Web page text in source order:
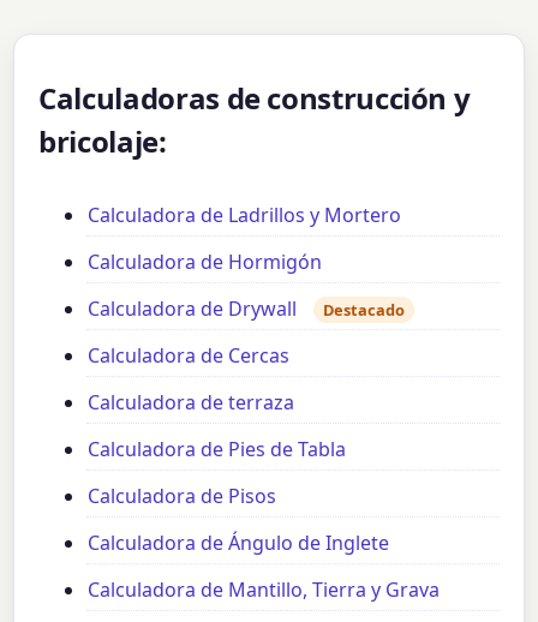
Calculadoras de construcción y
bricolaje:
Calculadora de Ladrillos y Mortero
Calculadora de Hormigón
Calculadora de Drywall
Destacado
Calculadora de Cercas
Calculadora de terraza
Calculadora de Pies de Tabla
Calculadora de Pisos
Calculadora de Ángulo de Inglete
Calculadora de Mantillo, Tierra y Grava